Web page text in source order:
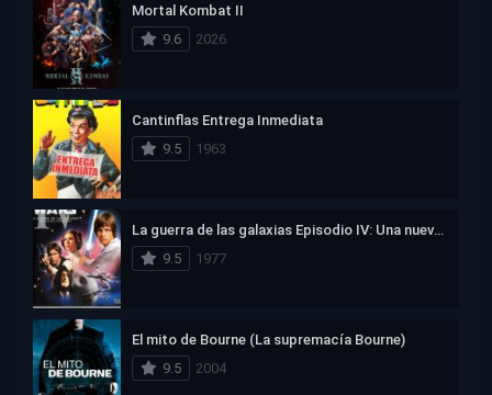
Mortal Kombat II
9.6
2026
Cantinflas Entrega Inmediata
9.5
1963
La guerra de las galaxias Episodio IV: Una nueva esperanza
9.5
1977
El mito de Bourne (La supremacía Bourne)
9.5
2004